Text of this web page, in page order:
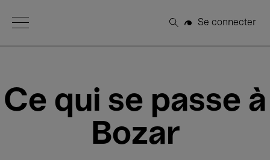
Open Menu
Rechercher
Se connecter
Ce qui se passe à
Bozar